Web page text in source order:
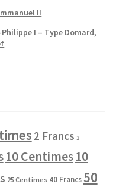
II
I – Type Domard,
2 Francs 3
10 Centimes10
25 Centimes 40 Francs 50